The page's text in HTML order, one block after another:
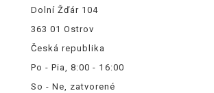
Dolní Žďár 104
363 01 Ostrov
Česká republika
Po - Pia, 8:00 - 16:00
So - Ne, zatvorené